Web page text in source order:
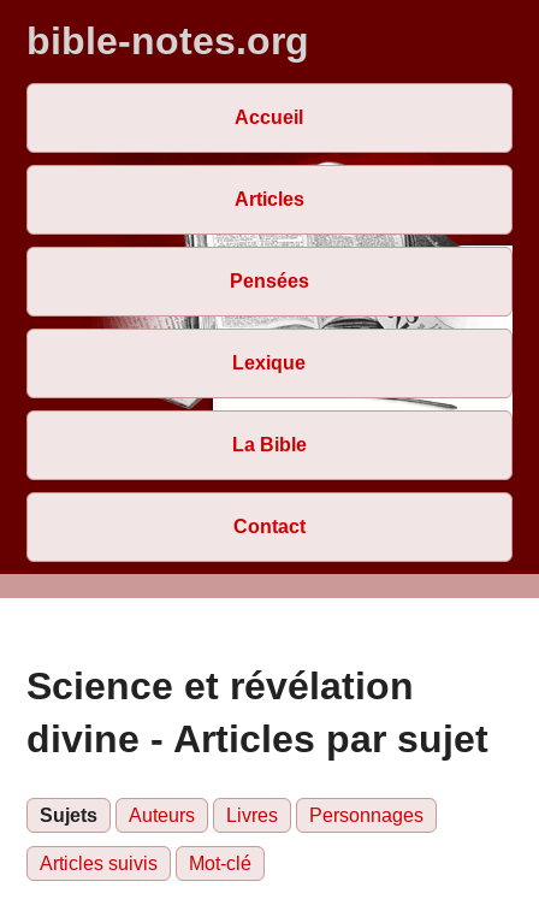
bible-notes.org
Accueil
Articles
Pensées
Lexique
La Bible
Contact
Science et révélation
divine - Articles par sujet
Sujets Auteurs Livres Personnages
Articles suivis Mot-clé